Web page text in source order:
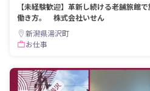
【未経験歓迎】革新し続ける老舗旅館
働き方。 株式会社いせん
新潟県湯沢町
お仕事